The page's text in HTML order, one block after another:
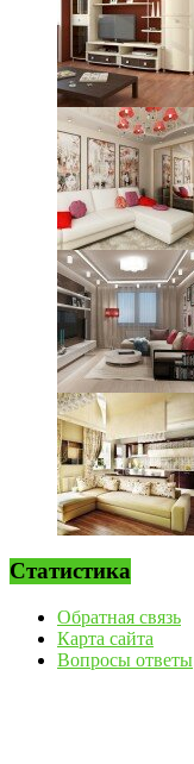
Статистика
Обратная связь
Карта сайта
Вопросы ответы